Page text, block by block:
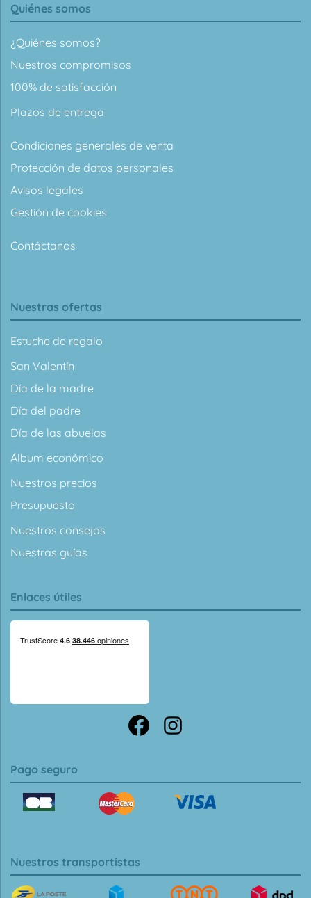
Quiénes somos
¿Quiénes somos?
Nuestros compromisos
100% de satisfacción
Plazos de entrega
Condiciones generales de venta
Protección de datos personales
Avisos legales
Gestión de cookies
Contáctanos
Nuestras ofertas
Estuche de regalo
San Valentín
Día de la madre
Día del padre
Día de las abuelas
Álbum económico
Nuestros precios
Presupuesto
Nuestros consejos
Nuestras guías
Enlaces útiles
Pago seguro
Nuestros transportistas